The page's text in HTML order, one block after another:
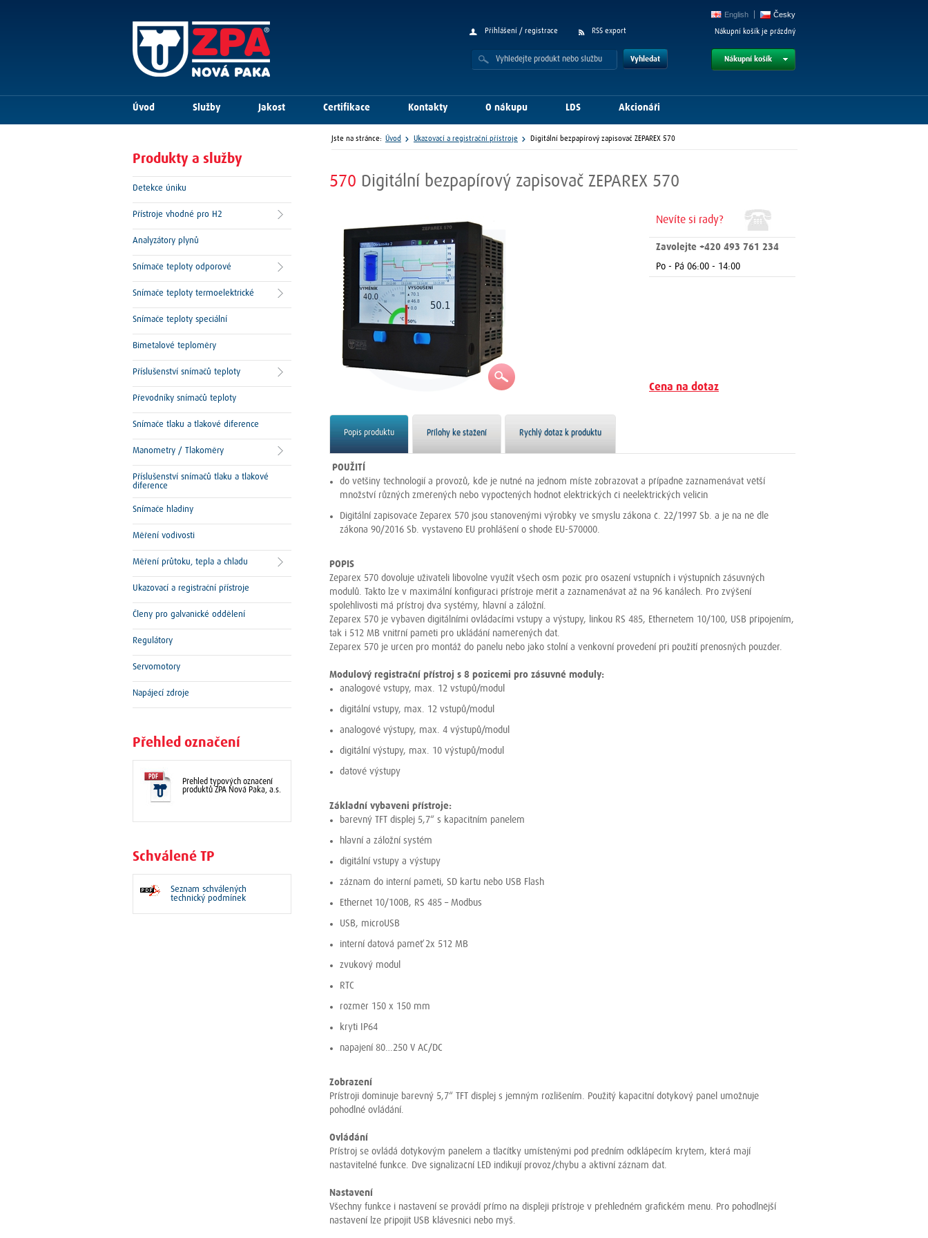
570 Digitální bezpapírový zapisovač ZEPAREX 570
Nevíte si rady?
Zavolejte +420 493 761 234
Po - Pá 06:00 - 14:00
Cena na dotaz
Popis produktu Přílohy ke stažení Rychlý dotaz k produktu
POUŽITÍ
do většiny technologií a provozů, kde je nutné na jednom místě zobrazovat a případně zaznamenávat větší
množství různých změřených nebo vypočtených hodnot elektrických či neelektrických veličin
Digitální zapisovače Zeparex 570 jsou stanovenými výrobky ve smyslu zákona č. 22/1997 Sb. a je na ně dle
zákona 90/2016 Sb. vystaveno EU prohlášení o shodě EU-570000.
POPIS
Zeparex 570 dovoluje uživateli libovolně využít všech osm pozic pro osazení vstupních i výstupních zásuvných
modulů. Takto lze v maximální konfiguraci přístroje měřit a zaznamenávat až na 96 kanálech. Pro zvýšení
spolehlivosti má přístroj dva systémy, hlavní a záložní.
Zeparex 570 je vybaven digitálními ovládacími vstupy a výstupy, linkou RS 485, Ethernetem 10/100, USB připojením,
tak i 512 MB vnitřní paměti pro ukládání naměřených dat.
Zeparex 570 je určen pro montáž do panelu nebo jako stolní a venkovní provedení při použití přenosných pouzder.
Modulový registrační přístroj s 8 pozicemi pro zásuvné moduly:
analogové vstupy, max. 12 vstupů/modul
digitální vstupy, max. 12 vstupů/modul
analogové výstupy, max. 4 výstupů/modul
digitální výstupy, max. 10 výstupů/modul
datové výstupy
Základní vybaveni přístroje:
barevný TFT displej 5,7“ s kapacitním panelem
hlavní a záložní systém
digitální vstupy a výstupy
záznam do interní paměti, SD kartu nebo USB Flash
Ethernet 10/100B, RS 485 – Modbus
USB, microUSB
interní datová paměť 2x 512 MB
zvukový modul
RTC
rozměr 150 x 150 mm
kryti IP64
napajení 80…250 V AC/DC
Zobrazení
Přístroji dominuje barevný 5,7“ TFT displej s jemným rozlišením. Použitý kapacitní dotykový panel umožňuje
pohodlné ovládání.
Ovládání
Přístroj se ovládá dotykovým panelem a tlačítky umístěnými pod předním odklápěcím krytem, která mají
nastavitelné funkce. Dvě signalizační LED indikují provoz/chybu a aktivní záznam dat.
Nastavení
Všechny funkce i nastavení se provádí přímo na displeji přístroje v přehledném grafickém menu. Pro pohodlnější
nastavení lze připojit USB klávesnici nebo myš.
Produkty a služby
Detekce úniku
Přístroje vhodné pro H2
Analyzátory plynů
Snímače teploty odporové
Snímače teploty termoelektrické
Snímače teploty speciální
Bimetalové teploměry
Příslušenství snímačů teploty
Převodníky snímačů teploty
Snímače tlaku a tlakové diference
Manometry / Tlakoměry
Příslušenství snímačů tlaku a tlakové
diference
Snímače hladiny
Měření vodivosti
Měření průtoku, tepla a chladu
Ukazovací a registrační přístroje
Členy pro galvanické oddělení
Regulátory
Servomotory
Napájecí zdroje
Přehled označení
Přehled typových označení
produktů ZPA Nová Paka, a.s.
Schválené TP
Seznam schválených
technický podmínek
Přihlášení / registrace RSS export
Vyhledat
Nákupní košík je prázdný
Nákupní košík
Česky
English
Úvod Služby Jakost Certifikace Kontakty O nákupu LDS Akcionáři
Jste na stránce: Úvod Ukazovací a registrační přístroje Digitální bezpapírový zapisovač ZEPAREX 570